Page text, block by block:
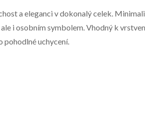
a eleganci v dokonalý celek.
i osobním symbolem. Vhodný k
pohodlné uchycení.